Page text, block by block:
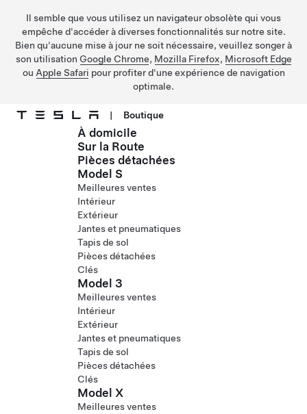
Il semble que vous utilisez un navigateur obsolète qui vous
empêche d'accéder à diverses fonctionnalités sur notre site.
Bien qu'aucune mise à jour ne soit nécessaire, veuillez songer à
son utilisation Google Chrome, Mozilla Firefox, Microsoft Edge
ou Apple Safari pour profiter d'une expérience de navigation
optimale.
Passer au contenu principal
| Boutique
À domicile
Sur la Route
Pièces détachées
Model S
Meilleures ventes
Intérieur
Extérieur
Jantes et pneumatiques
Tapis de sol
Pièces détachées
Clés
Model 3
Meilleures ventes
Intérieur
Extérieur
Jantes et pneumatiques
Tapis de sol
Pièces détachées
Clés
Model X
Meilleures ventes